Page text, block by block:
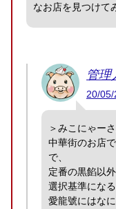
なお店を見つけて
管理
20/
＞みこにゃー
中華街のお店
で、
定番の黒餡以
選択基準にな
愛龍號にはな